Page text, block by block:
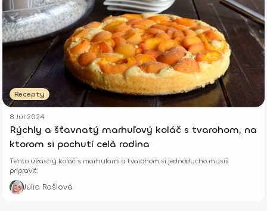
Recepty
8 Júl 2024
Rýchly a šťavnatý marhuľový koláč s tvarohom, na
ktorom si pochutí celá rodina
Tento úžasný koláč s marhuľami a tvarohom si jednoducho musíš
pripraviť.
Júlia Rašlová